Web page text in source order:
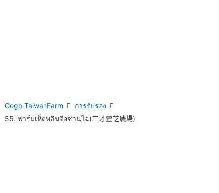
Gogo-TaiwanFarm
การรับรอง
55. ฟาร์มเห็ดหลินจือซานไฉ(三才靈芝農場)